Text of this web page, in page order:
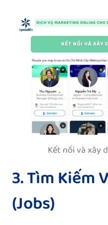
Kết nối và xây
3. Tìm Kiếm
(Jobs)